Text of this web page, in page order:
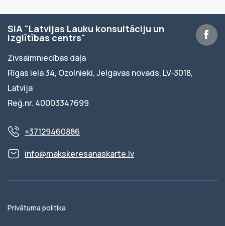
SIA "Latvijas Lauku konsultāciju un
izglītības centrs"
Zivsaimniecības daļa
Rīgas iela 34, Ozolnieki, Jelgavas novads, LV-3018,
Latvija
Reģ.nr. 40003347699
+37129460886
info@makskeresanaskarte.lv
Privātuma politika